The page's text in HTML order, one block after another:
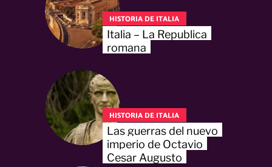
HISTORIA DE ITALIA
Italia – La Republica
romana
HISTORIA DE ITALIA
Las guerras del nuevo
imperio de Octavio
Cesar Augusto